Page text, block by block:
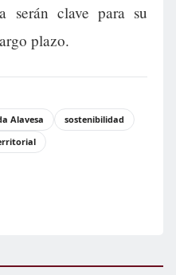
serán clave para su
plazo.
Alavesa
sostenibilidad